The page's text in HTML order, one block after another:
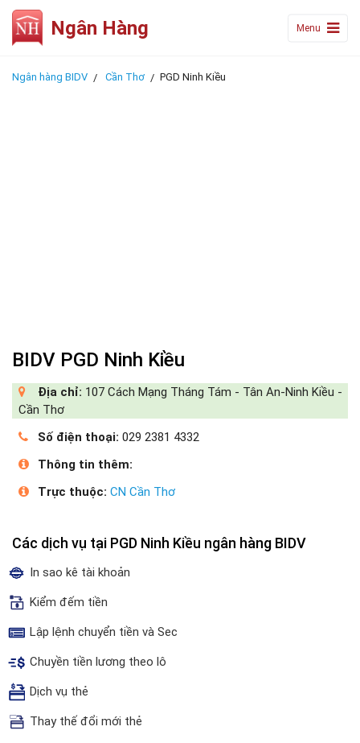
Ngân Hàng Menu
Ngân hàng BIDV Cần Thơ PGD Ninh Kiều
BIDV PGD Ninh Kiều
Địa chỉ: 107 Cách Mạng Tháng Tám - Tân An-Ninh Kiều -
Cần Thơ
Số điện thoại: 029 2381 4332
Thông tin thêm:
Trực thuộc: CN Cần Thơ
Các dịch vụ tại PGD Ninh Kiều ngân hàng BIDV
In sao kê tài khoản
Kiểm đếm tiền
Lập lệnh chuyển tiền và Sec
Chuyền tiền lương theo lô
Dịch vụ thẻ
Thay thế đổi mới thẻ